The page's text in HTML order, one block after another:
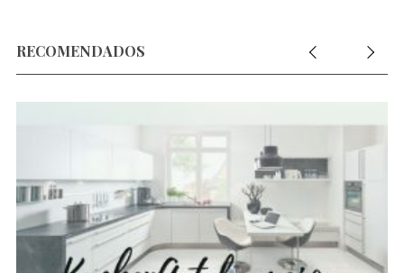
RECOMENDADOS